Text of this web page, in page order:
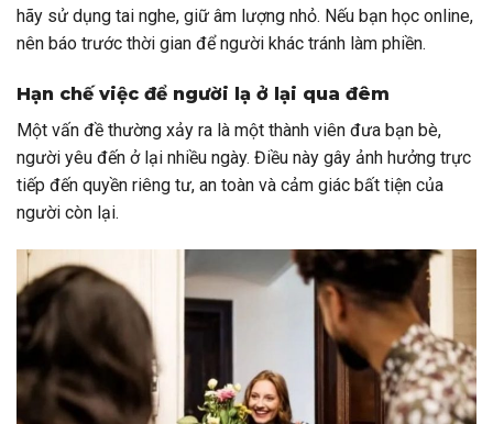
hãy sử dụng tai nghe, giữ âm lượng nhỏ. Nếu bạn học online,
nên báo trước thời gian để người khác tránh làm phiền.
Hạn chế việc để người lạ ở lại qua đêm
Một vấn đề thường xảy ra là một thành viên đưa bạn bè,
người yêu đến ở lại nhiều ngày. Điều này gây ảnh hưởng trực
tiếp đến quyền riêng tư, an toàn và cảm giác bất tiện của
người còn lại.